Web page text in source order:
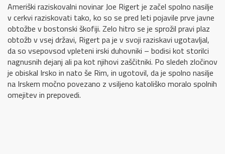
Ameriški raziskovalni novinar Joe Rigert je začel spolno nasilje
v cerkvi raziskovati tako, ko so se pred leti pojavile prve javne
obtožbe v bostonski škofiji. Zelo hitro se je sprožil pravi plaz
obtožb v vsej državi, Rigert pa je v svoji raziskavi ugotavljal,
da so vsepovsod vpleteni irski duhovniki – bodisi kot storilci
nagnusnih dejanj ali pa kot njihovi zaščitniki. Po sledeh zločinov
je obiskal Irsko in nato še Rim, in ugotovil, da je spolno nasilje
na Irskem močno povezano z vsiljeno katoliško moralo spolnih
omejitev in prepovedi.